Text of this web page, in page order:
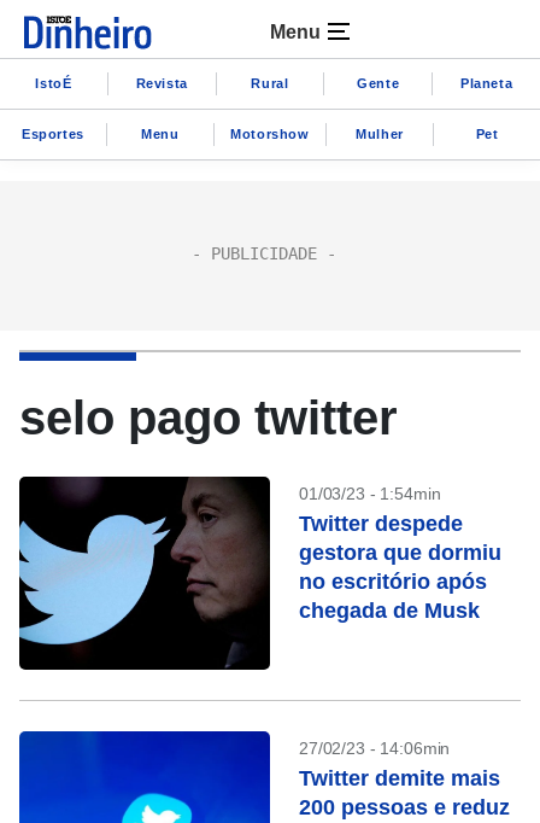
Menu
IstoÉ Revista Rural Gente Planeta
Esportes Menu Motorshow Mulher Pet
selo pago twitter
01/03/23 - 1:54min
Twitter despede
gestora que dormiu
no escritório após
chegada de Musk
27/02/23 - 14:06min
Twitter demite mais
200 pessoas e reduz